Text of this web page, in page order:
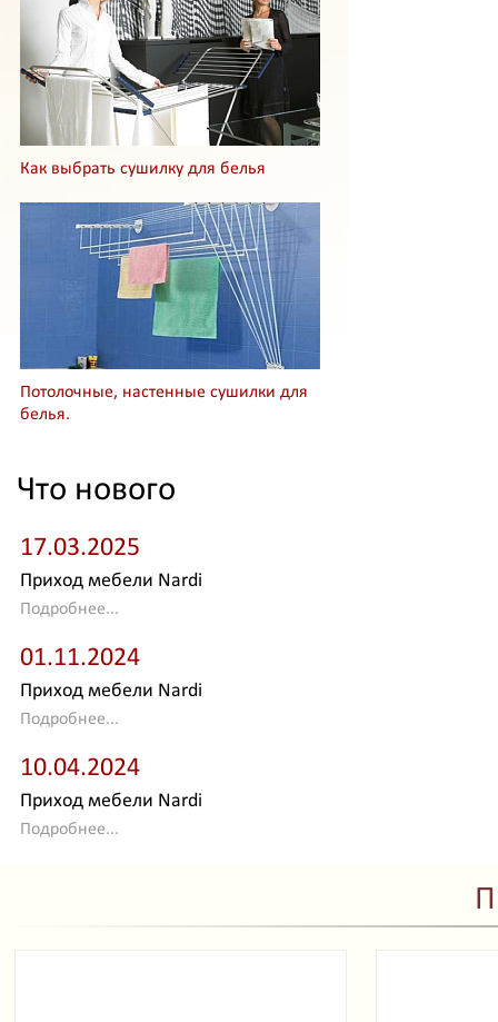
Как выбрать сушилку для белья
Потолочные, настенные сушилки для
белья.
Что нового
17.03.2025
Приход мебели Nardi
Подробнее...
01.11.2024
Приход мебели Nardi
Подробнее...
10.04.2024
Приход мебели Nardi
Подробнее...